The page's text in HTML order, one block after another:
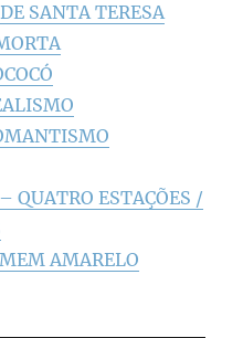
SANTA TERESA
ESTAÇÕES /
AMARELO